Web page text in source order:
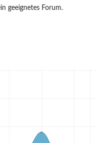
geeignetes Forum.